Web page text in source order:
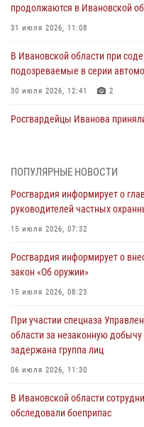
продолжаются в Ивановской
31 июля 2026, 11:08
В Ивановской области при
подозреваемые в серии
30 июля 2026, 12:41 2
Росгвардейцы Иванова
Росгвардии для ивановской
27 июля 2026, 14:10
занятие с вопитанниками
27 июля 2026, 12:56
охранными организациями
Ивановской области
24 июля 2026, 15:25
патроны у местного жителя
24 июля 2026, 13:53
ПОПУЛЯРНЫЕ НОВОСТИ
Росгвардия информирует о
руководителей частных
15 июля 2026, 07:32
Росгвардия информирует о
закон «Об оружии»
15 июля 2026, 08:23
При участии спецназа
области за незаконную
задержана группа лиц
06 июля 2026, 11:30
В Ивановской области
обследовали боеприпас